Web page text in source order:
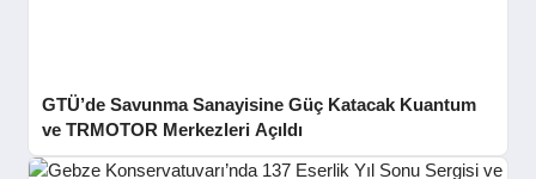
GTÜ’de Savunma Sanayisine Güç Katacak Kuantum
ve TRMOTOR Merkezleri Açıldı